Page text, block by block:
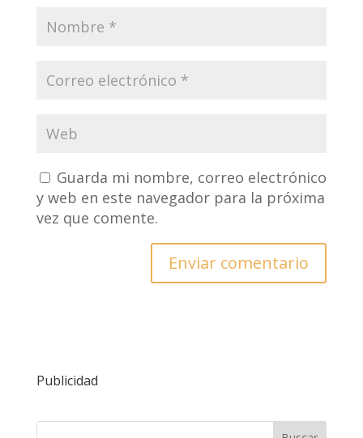
Guarda mi nombre, correo electrónico
y web en este navegador para la próxima
vez que comente.
Publicidad